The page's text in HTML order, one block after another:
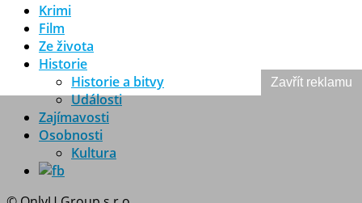
Krimi
Film
Ze života
Historie
Historie a bitvy
Události
Zajímavosti
Osobnosti
Kultura
Zavřít reklamu